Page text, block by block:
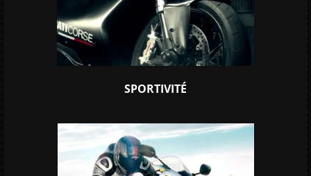
SPORTIVITÉ